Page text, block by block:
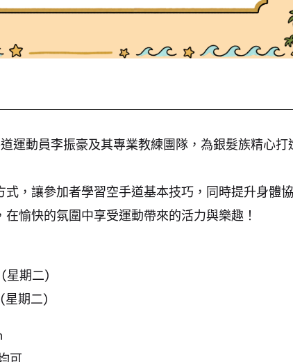
運動員李振豪及其專業教練團隊，為銀髮族精心打
，讓參加者學習空手道基本技巧，同時提升身體
愉快的氛圍中享受運動帶來的活力與樂趣！
星期二)
星期二)